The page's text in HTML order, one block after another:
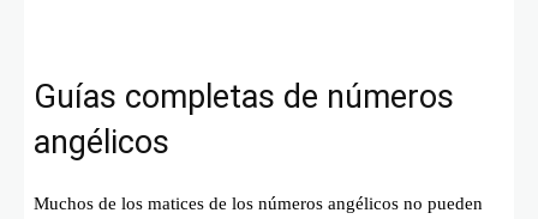
Guías completas de números
angélicos
Muchos de los matices de los números angélicos no pueden